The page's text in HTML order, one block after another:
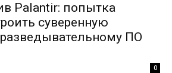
Palantir: попытка
суверенную
разведывательному ПО
0